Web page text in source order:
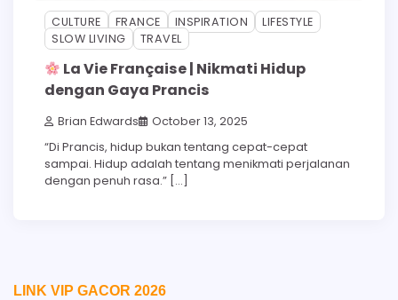
CULTURE FRANCE INSPIRATION
LIFESTYLE
SLOW LIVING
TRAVEL
La Vie Française | Nikmati Hidup
dengan Gaya Prancis
Brian Edwards October 13, 2025
“Di Prancis, hidup bukan tentang cepat-cepat
sampai. Hidup adalah tentang menikmati perjalanan
dengan penuh rasa.” […]
LINK VIP GACOR 2026